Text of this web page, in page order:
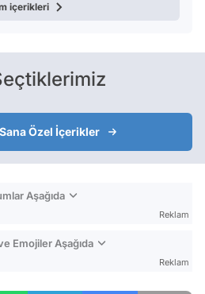
içerikleri
Özel İçerikler
Aşağıda
Reklam
Emojiler Aşağıda
Reklam